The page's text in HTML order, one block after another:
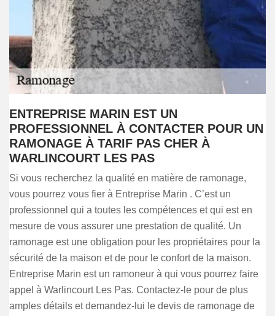
ENTREPRISE MARIN EST UN
PROFESSIONNEL À CONTACTER POUR UN
RAMONAGE À TARIF PAS CHER À
WARLINCOURT LES PAS
Si vous recherchez la qualité en matière de ramonage,
vous pourrez vous fier à Entreprise Marin . C’est un
professionnel qui a toutes les compétences et qui est en
mesure de vous assurer une prestation de qualité. Un
ramonage est une obligation pour les propriétaires pour la
sécurité de la maison et de pour le confort de la maison.
Entreprise Marin est un ramoneur à qui vous pourrez faire
appel à Warlincourt Les Pas. Contactez-le pour de plus
amples détails et demandez-lui le devis de ramonage de